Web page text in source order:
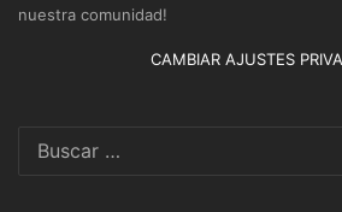
nuestra comunidad!
CAMBIAR AJUSTES